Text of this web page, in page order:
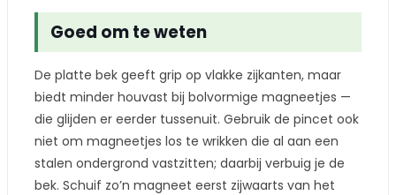
Goed om te weten
De platte bek geeft grip op vlakke zijkanten, maar
biedt minder houvast bij bolvormige magneetjes —
die glijden er eerder tussenuit. Gebruik de pincet ook
niet om magneetjes los te wrikken die al aan een
stalen ondergrond vastzitten; daarbij verbuig je de
bek. Schuif zo’n magneet eerst zijwaarts van het